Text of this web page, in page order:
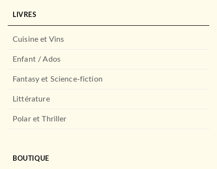
LIVRES
Cuisine et Vins
Enfant / Ados
Fantasy et Science-fiction
Littérature
Polar et Thriller
BOUTIQUE